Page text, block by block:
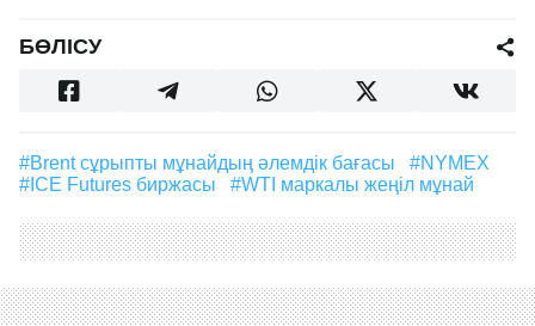
БӨЛІСУ
#Brent сұрыпты мұнайдың әлемдік бағасы
#NYMEX
#ICE Futures биржасы
#WTI маркалы жеңіл мұнай